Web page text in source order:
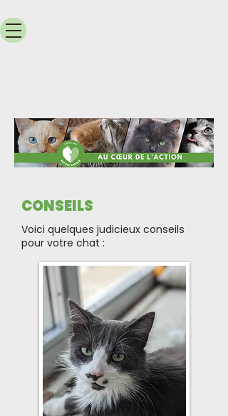
CONSEILS
Voici quelques judicieux conseils
pour votre chat :